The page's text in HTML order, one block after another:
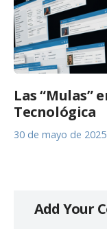
Las “Mulas”
Tecnológica
30 de mayo de 2025
Add Your